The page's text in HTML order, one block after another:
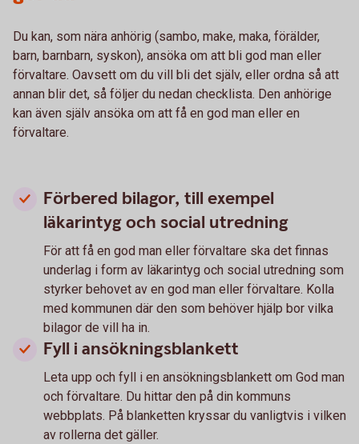
Du kan, som nära anhörig (sambo, make, maka, förälder,
barn, barnbarn, syskon), ansöka om att bli god man eller
förvaltare. Oavsett om du vill bli det själv, eller ordna så att
annan blir det, så följer du nedan checklista. Den anhörige
kan även själv ansöka om att få en god man eller en
förvaltare.
Förbered bilagor, till exempel
läkarintyg och social utredning
För att få en god man eller förvaltare ska det finnas
under­lag i form av läkar­intyg och social utredning som
styrker behovet av en god man eller förvaltare. Kolla
med kommunen där den som behöver hjälp bor vilka
bilagor de vill ha in.
Fyll i ansökningsblankett
Leta upp och fyll i en ansökningsblankett om God man
och förvaltare. Du hittar den på din kommuns
webbplats. På blanketten kryssar du vanligtvis i vilken
av rollerna det gäller.